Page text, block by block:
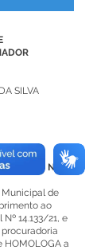
SILVA
N°
Municipal de
ao
14.133/21, e
HOMOLOGA a